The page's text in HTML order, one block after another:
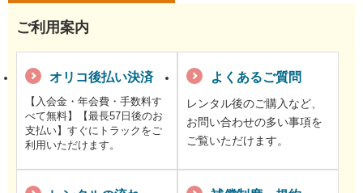
ご利用案内
オリコ後払い決済
【入会金・年会費・手数料す
べて無料】【最長57日後のお
支払い】すぐにトラックをご
利用いただけます。
よくあるご質問
レンタル後のご購入など、
お問い合わせの多い事項を
ご覧いただけます。